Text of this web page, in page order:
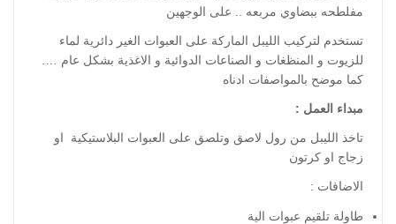
مفلطحه ببضاوي مربعه .. على الوجهين
تستخدم لتركيب الليبل الماركة على العبوات الغير دائرية لماء
للزيوت و المنظغات و الصناعات الدوائية و الاغذية بشكل عام ….
كما موضح بالمواصفات ادناه
مبداء العمل :
تاخذ الليبل من رول لاصق وتلصق على العبوات البلاستيكية او
زجاج او كرتون
الاضافات :
طاولة تلقيم عبوات الية